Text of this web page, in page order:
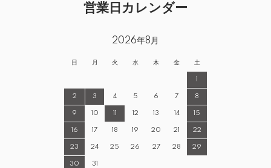
営業日カレンダー
2026年8月
日 月 火 水 木 金 土
1
2 3 4 5 6 7 8
9 10 11 12 13 14 15
16 17 18 19 20 21 22
23 24 25 26 27 28 29
30 31